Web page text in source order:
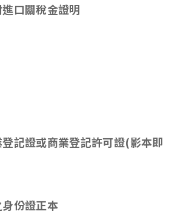
口關稅金證明
記證或商業登記許可證(影本即
份證正本